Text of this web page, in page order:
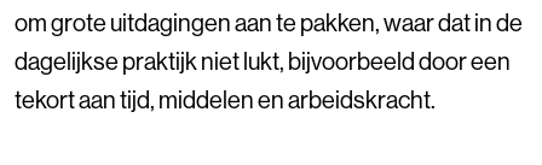
om grote uitdagingen aan te pakken, waar dat in de
dagelijkse praktijk niet lukt, bijvoorbeeld door een
tekort aan tijd, middelen en arbeidskracht.